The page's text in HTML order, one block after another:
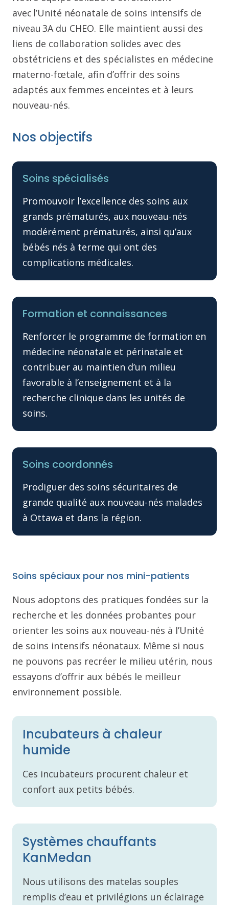
avec l’Unité néonatale de soins intensifs de
niveau 3A du CHEO. Elle maintient aussi des
liens de collaboration solides avec des
obstétriciens et des spécialistes en médecine
materno-fœtale, afin d’offrir des soins
adaptés aux femmes enceintes et à leurs
nouveau-nés.
Nos objectifs
Soins spécialisés
Promouvoir l’excellence des soins aux
grands prématurés, aux nouveau-nés
modérément prématurés, ainsi qu’aux
bébés nés à terme qui ont des
complications médicales.
Formation et connaissances
Renforcer le programme de formation en
médecine néonatale et périnatale et
contribuer au maintien d’un milieu
favorable à l’enseignement et à la
recherche clinique dans les unités de
soins.
Soins coordonnés
Prodiguer des soins sécuritaires de
grande qualité aux nouveau-nés malades
à Ottawa et dans la région.
Soins spéciaux pour nos mini-patients
Nous adoptons des pratiques fondées sur la
recherche et les données probantes pour
orienter les soins aux nouveau-nés à l’Unité
de soins intensifs néonataux. Même si nous
ne pouvons pas recréer le milieu utérin, nous
essayons d’offrir aux bébés le meilleur
environnement possible.
Incubateurs à chaleur
humide
Ces incubateurs procurent chaleur et
confort aux petits bébés.
Systèmes chauffants
KanMedan
Nous utilisons des matelas souples
remplis d’eau et privilégions un éclairage